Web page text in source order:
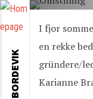
I fjor
en rekke
gründere/
Karianne
BORDEVIK